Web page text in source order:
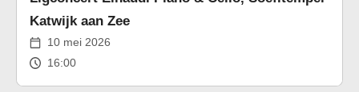
10 mei 2026
16:00
Katwijk aan Zee